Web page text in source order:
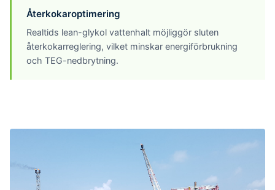
Återkokaroptimering
Realtids lean-glykol vattenhalt möjliggör sluten
återkokarreglering, vilket minskar energiförbrukning
och TEG-nedbrytning.